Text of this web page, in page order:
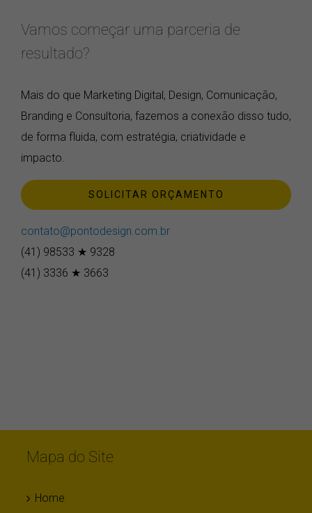
Vamos começar uma parceria de
resultado?
Mais do que Marketing Digital, Design, Comunicação,
Branding e Consultoria, fazemos a conexão disso tudo,
de forma fluida, com estratégia, criatividade e
impacto.
SOLICITAR ORÇAMENTO
contato@pontodesign.com.br
(41) 98533 ★ 9328
(41) 3336 ★ 3663
Mapa do Site
Home